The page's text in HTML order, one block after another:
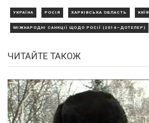
УКРАЇНА РОСІЯ ХАРКІВСЬКА ОБЛАСТЬ КИЇВ
МІЖНАРОДНІ САНКЦІЇ ЩОДО РОСІЇ (2014—ДОТЕПЕР)
ЧИТАЙТЕ ТАКОЖ